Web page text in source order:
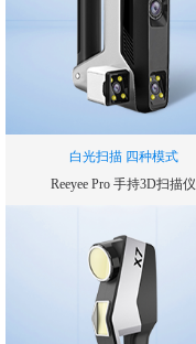
单幅扫描精度
0.05
mm
测量范围
210*150
白光扫描 四种模式
Reeyee Pro 手持3D扫描仪